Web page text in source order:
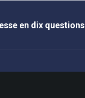
en dix questions